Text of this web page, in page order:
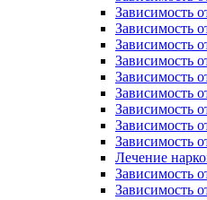
Зависимость
Зависимость
Зависимость
Зависимость
Зависимость
Зависимость
Зависимость
Зависимость
Зависимость
Лечение
Зависимость
Зависимость